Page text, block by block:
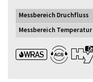
Messbereich Druchfluss
Messbereich Temperatur
WRAS ACS